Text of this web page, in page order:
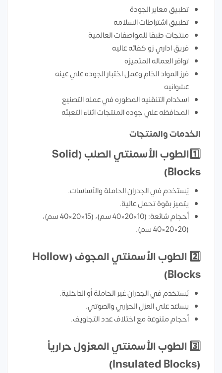
تطبيق معاير الجودة
تطبيق اشتراطات السلامه
منتجات طبقا للمواصفات العالمية
فريق اداري زو كفائه عاليه
توافر العماله المتميزه
فرز المواد الخام وعمل اختبار الجوده علي عينه
عشوائيه
اسخدام التنقنيه المطوره في عمله التصنيع
المحافظه علي جوده المنتجات اثناء التعبئه
الخدمات والمنتجات
1️⃣
الطوب الأسمنتي الصلب (Solid
Blocks)
يُستخدم في الجدران الحاملة والأساسات.
يتميز بقوة تحمل عالية.
أحجام شائعة: (10×20×40 سم)، (15×20×40 سم)،
(20×20×40 سم).
2️⃣
الطوب الأسمنتي المجوف (Hollow
Blocks)
يُستخدم في الجدران غير الحاملة أو الداخلية.
يساعد على العزل الحراري والصوتي.
أحجام متنوعة مع اختلاف عدد التجاويف.
3️⃣الطوب الأسمنتي المعزول حرارياً
(Insulated Blocks)